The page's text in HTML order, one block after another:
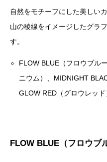
自然をモチーフにした美しい
山の稜線をイメージしたグラ
す。
FLOW BLUE（フロウブル
ニウム）、MIDNIGHT
GLOW RED（グロウレッド
FLOW BLUE（フロウブ